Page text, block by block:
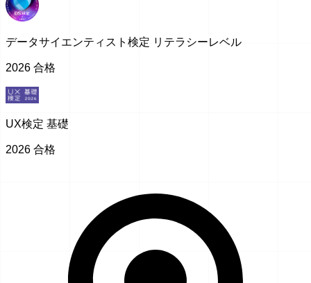
データサイエンティスト検定 リテラシーレベル
2026 合格
UX検定 基礎
2026 合格